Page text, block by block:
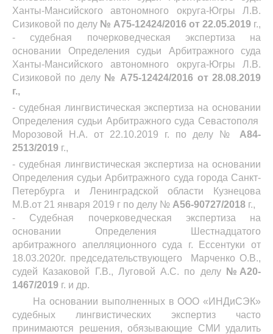
Ханты-Мансийского автономного округа-Югры Л.В.
Сизиковой по делу № А75-12424/2016 от 22.05.2019 г.,
- судебная почерковедческая экспертиза на
основании Определения судьи Арбитражного суда
Ханты-Мансийского автономного округа-Югры Л.В.
Сизиковой по делу № А75-12424/2016 от 28.08.2019
г.,
- судебная лингвистическая экспертиза на основании
Определения судьи Арбитражного суда Севастополя
Морозовой Н.А. от 22.10.2019 г. по делу № А84-
2513/2019 г.,
- судебная лингвистическая экспертиза на основании
Определения судьи Арбитражного суда города Санкт-
Петербурга и Ленинградской области Кузнецова
М.В.от 21 января 2019 г по делу № А56-90727/2018 г.,
- Судебная почерковедческая экспертиза на
основании Определения Шестнадцатого
арбитражного апелляционного суда г. Ессентуки от
18.03.2020г. председательствующего Марченко О.В.,
судей Казаковой Г.В., Луговой А.С. по делу
№А20-
1467/2019 г. и др.
На основании выполненных в ООО «ИНДиСЭК»
судебных лингвистических экспертиз часто
принимаются решения, обязывающие СМИ удалить